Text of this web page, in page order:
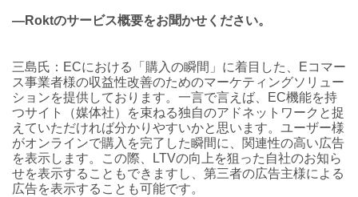
―Roktのサービス概要をお聞かせください。
三島氏：ECにおける「購入の瞬間」に着目した、Eコマー
ス事業者様の収益性改善のためのマーケティングソリュー
ションを提供しております。一言で言えば、EC機能を持
つサイト（媒体社）を束ねる独自のアドネットワークと捉
えていただければ分かりやすいかと思います。ユーザー様
がオンラインで購入を完了した瞬間に、関連性の高い広告
を表示します。この際、LTVの向上を狙った自社のお知ら
せを表示することもできますし、第三者の広告主様による
広告を表示することも可能です。